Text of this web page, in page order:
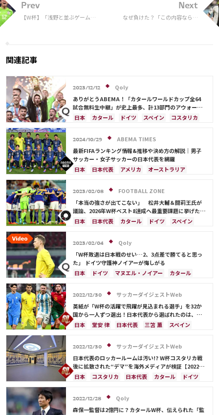
Prev
【W杯】「浅野と並ぶゲーム
Next
なぜ負けた？「この内容なら勝
関連記事
2023/12/12
Qoly
ありがとうABEMA！「カタールワールドカップ全64
試合無料生中継」が史上最多、計13部門のアウォード
を受賞
日本 カタール ドイツ スペイン
コスタリカ
2024/10/29
ABEMA TIMES
最新FIFAランキング情報&推移や決め方の解説｜男子
サッカー・女子サッカーの日本代表を網羅
日本
日本代表 アメリカ
オーストラリア
カタール
イラン 韓国 ドイツ
フランス
ベルギー スイス
イングランド
オランダ
ポルトガル デンマーク
セルビア
クロアチア
ポーランド
エクアドル
セネガル
カメルーン
コスタリカ
2023/02/08
FOOTBALL ZONE
「本当の強さが出てこない」 松井大輔＆闘莉王氏が
議論、2026年W杯ベスト8達成へ最重要課題に挙げたの
は？
日本 日本代表 カタール ドイツ
スペイン
田中 碧
町野 修斗
2023/02/04
Qoly
「W杯敗退は日本戦のせい…2、3点差で勝てると思っ
た」 ドイツ守護神ノイアーが悔しがる
日本
ドイツ マヌエル・ノイアー
カタール
2022/12/30
サッカーダイジェストWeb
英紙が「W杯の活躍で飛躍が見込まれる選手」を32か
国から一人ずつ選出！日本代表から選ばれたのは、堂
安や三笘ではなく…
日本 堂安 律 日本代表 三笘 薫
スペイン
サウジアラビア
デンマーク
セルビア
フランス
ベルギー スイス
イングランド
オランダ
ポーランド ポルトガル
ブラジル
アルゼンチン
エクアドル ウルグアイ
カナダ
モロッコ
韓国 アメリカ
オーストラリア
コスタリカ
ケイラー・ナバス
2022/12/30
サッカーダイジェストWeb
日本代表のロッカールームは汚い!? W杯コスタリカ戦
後に拡散された“デマ”を海外メディアが検証【2022総
集編】
日本 コスタリカ 日本代表 カタール
ドイツ
2022/12/28
Qoly
森保一監督は2億円に？カタールW杯、伝えられた「監